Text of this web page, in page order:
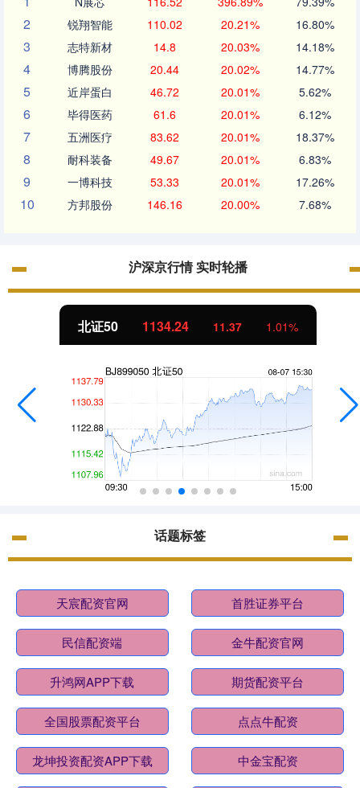
2 锐翔智能 110.02 20.21% 16.80%
3 志特新材 14.8 20.03% 14.18%
4 博腾股份 20.44 20.02% 14.77%
5 近岸蛋白 46.72 20.01% 5.62%
6 毕得医药 61.6 20.01% 6.12%
7 五洲医疗 83.62 20.01% 18.37%
8 耐科装备 49.67 20.01% 6.83%
9 一博科技 53.33 20.01% 17.26%
10 方邦股份 146.16 20.00% 7.68%
沪深京行情 实时轮播
北证50 1134.24 11.37 1.01%
话题标签
天宸配资官网 首胜证券平台
民信配资端 金牛配资官网
升鸿网APP下载 期货配资平台
全国股票配资平台 点点牛配资
龙坤投资配资APP下载 中金宝配资